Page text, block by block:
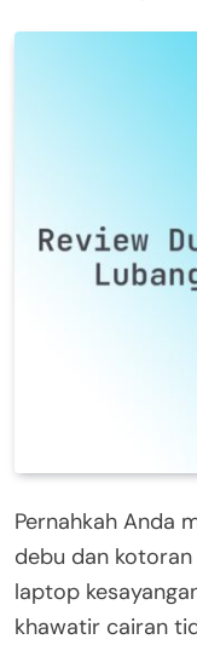
Pernahkah Anda
debu dan
laptop
khawatir cairan